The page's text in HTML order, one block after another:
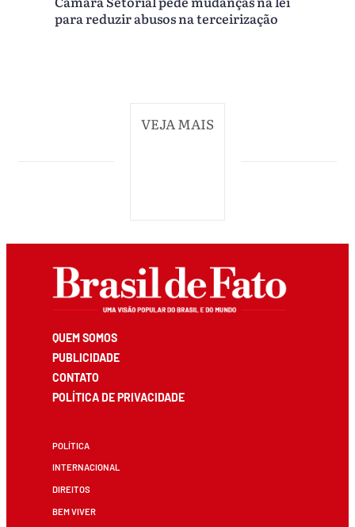
para reduzir abusos na terceirização
VEJA MAIS
QUEM SOMOS
PUBLICIDADE
CONTATO
POLÍTICA DE PRIVACIDADE
POLÍTICA
INTERNACIONAL
DIREITOS
BEM VIVER